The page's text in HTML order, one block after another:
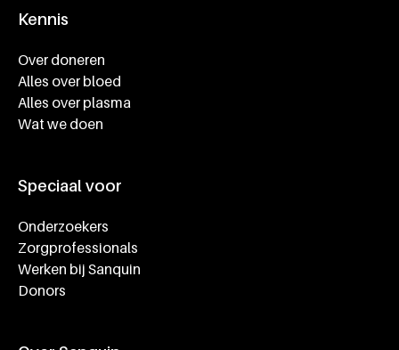
Kennis
Over doneren
Alles over bloed
Alles over plasma
Wat we doen
Speciaal voor
Onderzoekers
Zorgprofessionals
Werken bij Sanquin
Donors